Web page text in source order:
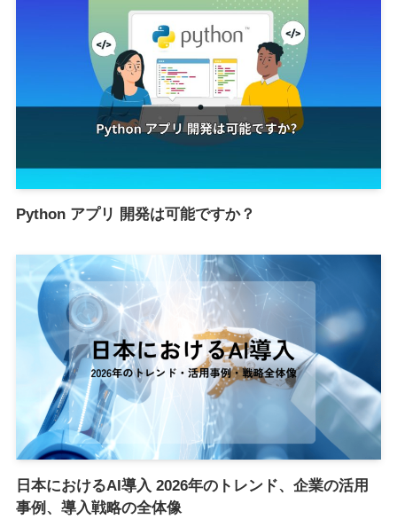
Python アプリ 開発は可能ですか？
日本におけるAI導入 2026年のトレンド、企業の活用
事例、導入戦略の全体像